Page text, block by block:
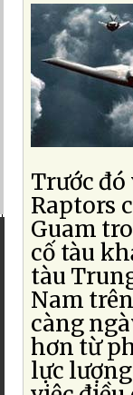
Trước
Raptors
Guam
cố tàu
tàu
Nam
càng
hơn từ
lực